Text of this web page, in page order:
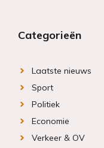
Categorieën
Laatste nieuws
Sport
Politiek
Economie
Verkeer & OV